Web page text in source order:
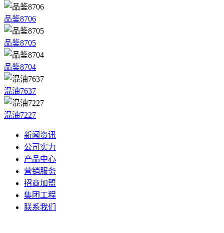
品鉴8706
品鉴8705
品鉴8704
混油7637
混油7227
新闻资讯
公司实力
产品中心
营销服务
招商加盟
集团工程
联系我们